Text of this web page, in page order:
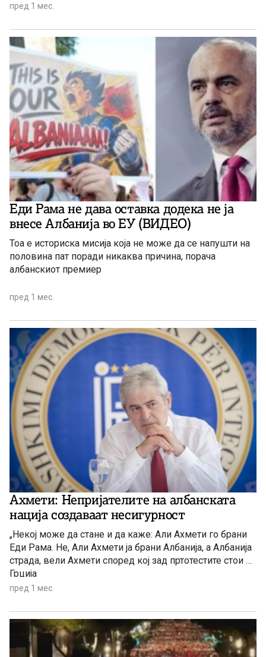
пред 1 мес.
Еди Рама не дава оставка додека не ја
внесе Албанија во ЕУ (ВИДЕО)
Тоа е историска мисија која не може да се напушти на
половина пат поради никаква причина, порача
албанскиот премиер
пред 1 мес.
Ахмети: Непријателите на албанската
нација создаваат несигурност
„Некој може да стане и да каже: Али Ахмети го брани
Еди Рама. Не, Али Ахмети ја брани Албанија, а Албанија
страда, вели Ахмети според кој зад пртотестите стои –
Грција
пред 1 мес.